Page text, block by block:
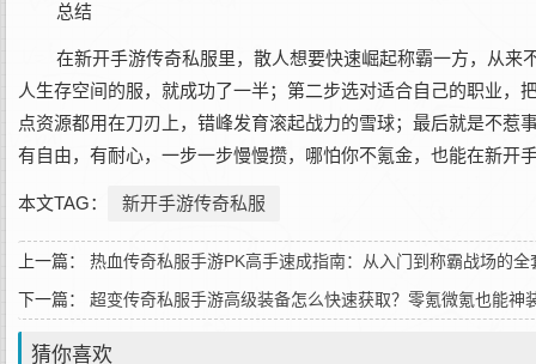
总结
在新开手游传奇私服里，散人想要快速崛起称霸一方，从
人生存空间的服，就成功了一半；第二步选对适合自己的职业
点资源都用在刀刃上，错峰发育滚起战力的雪球；最后就是不
有自由，有耐心，一步一步慢慢攒，哪怕你不氪金，也能在新开
本文TAG： 新开手游传奇私服
上一篇： 热血传奇私服手游PK高手速成指南：从入门到称霸战场的全
下一篇： 超变传奇私服手游高级装备怎么快速获取？零氪微氪也能神
猜你喜欢